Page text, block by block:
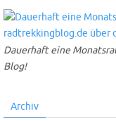
Dauerhaft eine
Blog!
Archiv